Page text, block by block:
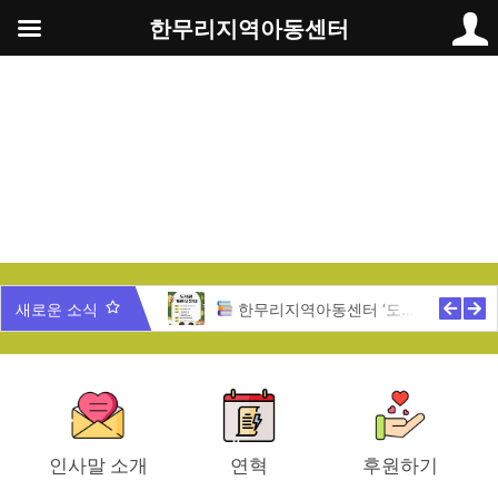
새로운 소식
가족과 함께 하는 송년잔치 한무리지역아동센터 ‘도서관 개관식’ 안내
인사말 소개 연혁 후원하기
한무리지역아동센터